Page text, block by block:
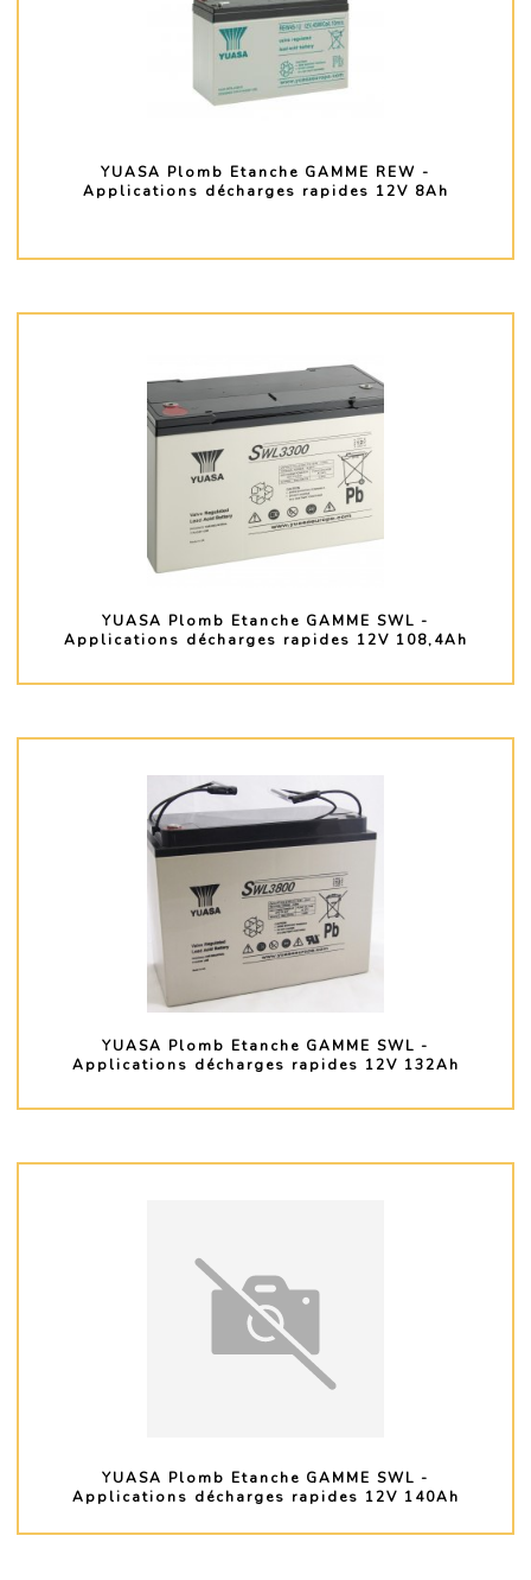
YUASA Plomb Etanche GAMME REW -
Applications décharges rapides 12V 8Ah
YUASA Plomb Etanche GAMME SWL -
Applications décharges rapides 12V 108,4Ah
YUASA Plomb Etanche GAMME SWL -
Applications décharges rapides 12V 132Ah
YUASA Plomb Etanche GAMME SWL -
Applications décharges rapides 12V 140Ah